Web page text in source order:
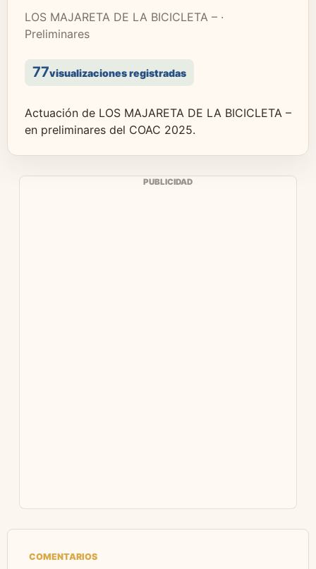
LOS MAJARETA DE LA BICICLETA – ·
Preliminares
77visualizaciones registradas
Actuación de LOS MAJARETA DE LA BICICLETA –
en preliminares del COAC 2025.
PUBLICIDAD
COMENTARIOS